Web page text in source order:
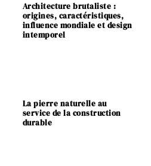
Architecture brutaliste :
origines, caractéristiques,
influence mondiale et design
intemporel
La pierre naturelle au
service de la construction
durable